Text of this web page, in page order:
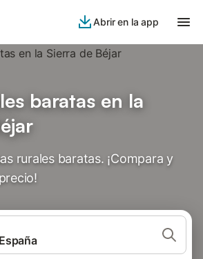
Abrir en la app
baratas en la
rurales baratas. ¡Compara y